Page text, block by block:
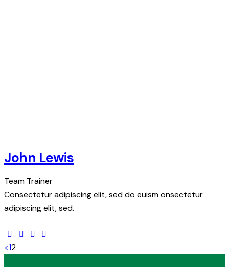
John Lewis
Team Trainer
Consectetur adipiscing elit, sed do euism onsectetur
adipiscing elit, sed.
Paginación
<Page
1Page
2